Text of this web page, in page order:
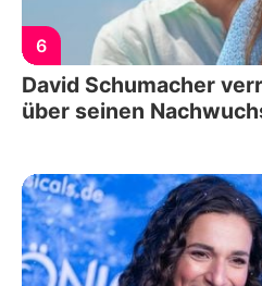
6
David Schumacher
über seinen